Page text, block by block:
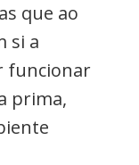
que ao
si a
funcionar
prima,